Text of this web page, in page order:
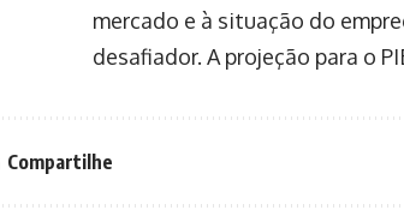
mercado e à situação do
desafiador. A projeção para o
Compartilhe